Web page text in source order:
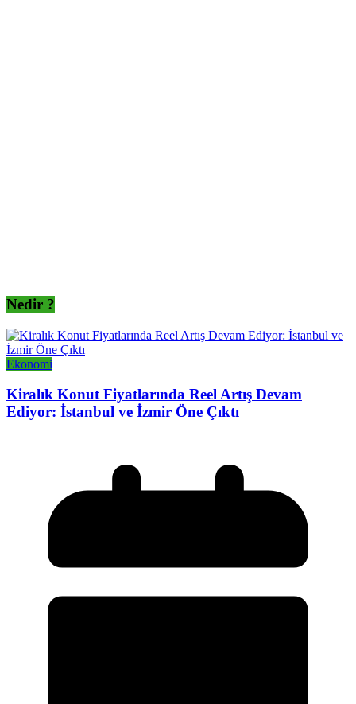
Nedir ?
Ekonomi
Kiralık Konut Fiyatlarında Reel Artış Devam
Ediyor: İstanbul ve İzmir Öne Çıktı